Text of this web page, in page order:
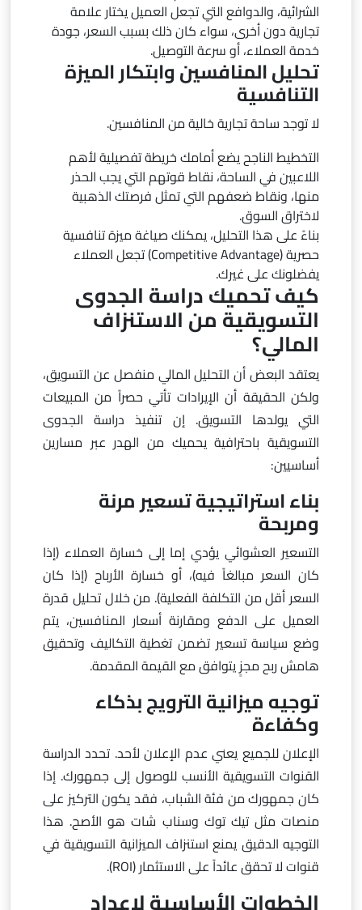
الشرائية، والدوافع التي تجعل العميل يختار علامة
تجارية دون أخرى، سواء كان ذلك بسبب السعر، جودة
خدمة العملاء، أو سرعة التوصيل.
تحليل المنافسين وابتكار الميزة
التنافسية
لا توجد ساحة تجارية خالية من المنافسين.
التخطيط الناجح يضع أمامك خريطة تفصيلية لأهم
اللاعبين في الساحة، نقاط قوتهم التي يجب الحذر
منها، ونقاط ضعفهم التي تمثل فرصتك الذهبية
لاختراق السوق.
بناءً على هذا التحليل، يمكنك صياغة ميزة تنافسية
حصرية (Competitive Advantage) تجعل العملاء
يفضلونك على غيرك.
كيف تحميك دراسة الجدوى
التسويقية من الاستنزاف
المالي؟
يعتقد البعض أن التحليل المالي منفصل عن التسويق،
ولكن الحقيقة أن الإيرادات تأتي حصراً من المبيعات
التي يولدها التسويق. إن تنفيذ دراسة الجدوى
التسويقية باحترافية يحميك من الهدر عبر مسارين
أساسيين:
بناء استراتيجية تسعير مرنة
ومربحة
التسعير العشوائي يؤدي إما إلى خسارة العملاء (إذا
كان السعر مبالغاً فيه)، أو خسارة الأرباح (إذا كان
السعر أقل من التكلفة الفعلية). من خلال تحليل قدرة
العميل على الدفع ومقارنة أسعار المنافسين، يتم
وضع سياسة تسعير تضمن تغطية التكاليف وتحقيق
هامش ربح مجزٍ يتوافق مع القيمة المقدمة.
توجيه ميزانية الترويج بذكاء
وكفاءة
الإعلان للجميع يعني عدم الإعلان لأحد. تحدد الدراسة
القنوات التسويقية الأنسب للوصول إلى جمهورك. إذا
كان جمهورك من فئة الشباب، فقد يكون التركيز على
منصات مثل تيك توك وسناب شات هو الأصح. هذا
التوجيه الدقيق يمنع استنزاف الميزانية التسويقية في
قنوات لا تحقق عائداً على الاستثمار (ROI).
الخطوات الأساسية لإعداد